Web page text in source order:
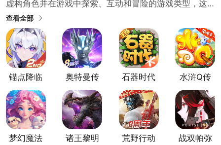
虚构角色并在游戏中探索、互动和冒险的游戏类型，这
些游戏通常拥有深入的剧情和复杂的角色发展系统，给
玩家带来身临其境的沉浸式体验，如果你对角色扮演游
戏感兴趣，下面这些游戏值得一试！快来挑选一个开始
你的冒险之旅吧！
查看全部
锚点降临
手游
奥特曼传
奇英雄官
方版
石器时代
觉醒最新
版
水浒Q传
手游
梦幻魔法
诸王黎明
荒野行动
战双帕弥